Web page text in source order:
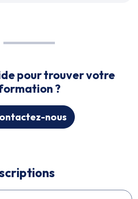
pour trouver votre
?
nous